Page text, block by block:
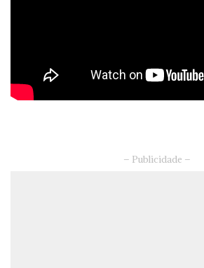
– Publicidade –